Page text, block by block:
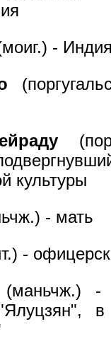
- Индия
культуры
- мать
-
(маньчж.) -